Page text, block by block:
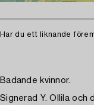
Har du ett liknande
Badande kvinnor.
Signerad Y. Ollila och